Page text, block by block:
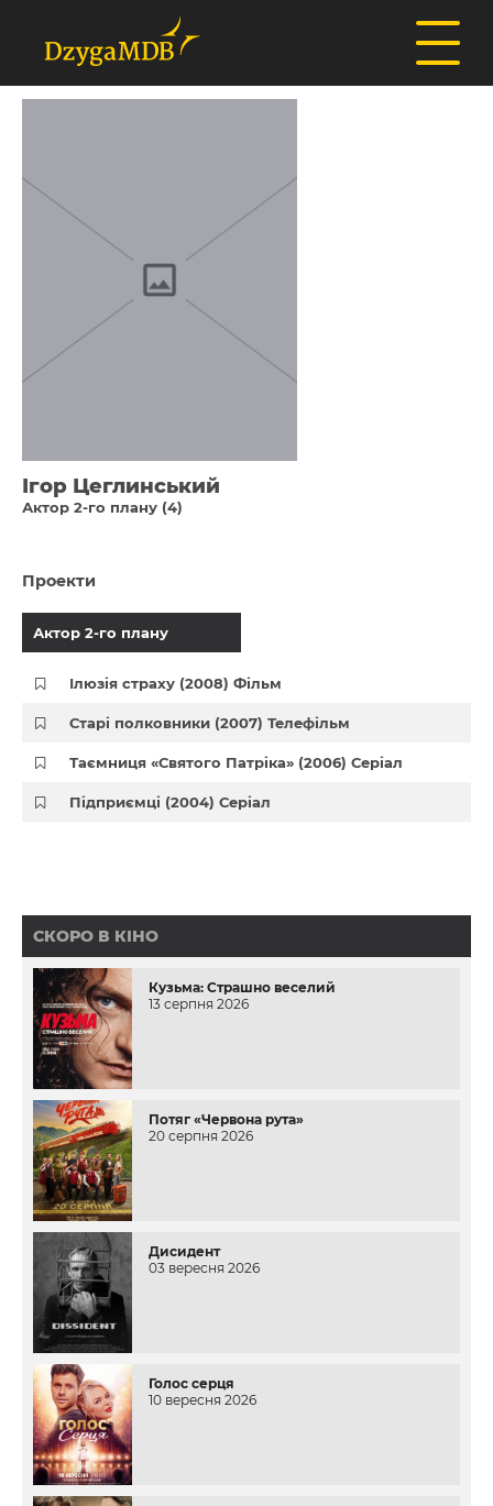
Ігор Цеглинський
Актор 2-го плану (4)
Проекти
Актор 2-го плану
Ілюзія страху (2008) Фільм
Старі полковники (2007) Телефільм
Таємниця «Святого Патріка» (2006) Серіал
Підприємці (2004) Серіал
СКОРО В КІНО
Кузьма: Страшно веселий
13 серпня 2026
Потяг «Червона рута»
20 серпня 2026
Дисидент
03 вересня 2026
Голос серця
10 вересня 2026